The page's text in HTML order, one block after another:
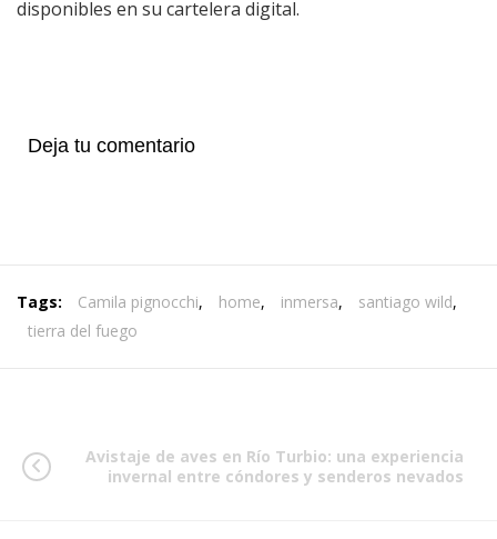
disponibles en su cartelera digital.
Deja tu comentario
Tags: Camila pignocchi, home, inmersa, santiago wild,
tierra del fuego
Avistaje de aves en Río Turbio: una experiencia
invernal entre cóndores y senderos nevados